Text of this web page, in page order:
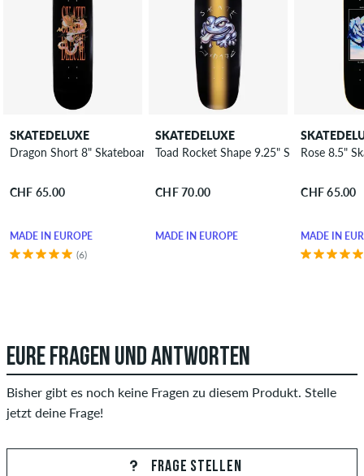
SKATEDELUXE
Dragon Short 8" Skateboard Deck
CHF 65.00
MADE IN EUROPE
(6)
SKATEDELUXE
Toad Rocket Shape 9.25" Skateboard
CHF 70.00
MADE IN EUROPE
Rose 8.5"
CHF 65.00
MADE IN
EURE FRAGEN UND ANTWORTEN
Bisher gibt es noch keine Fragen zu diesem Produkt. Stelle
jetzt deine Frage!
FRAGE STELLEN